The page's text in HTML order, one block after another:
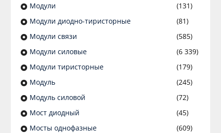
Модули
(131)
Модули диодно-тиристорные
(81)
Модули связи
(585)
Модули силовые
(6 339)
Модули тиристорные
(179)
Модуль
(245)
Модуль силовой
(72)
Мост диодный
(45)
Мосты однофазные
(609)